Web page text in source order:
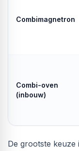
Combimagnetron
Combi-oven
(inbouw)
De grootste keuze